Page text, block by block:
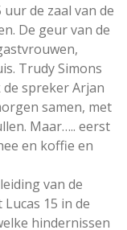
de zaal van de
De geur van de
Trudy Simons
spreker Arjan
samen, met
Maar….. eerst
en koffie en
van de
15 in de
hindernissen